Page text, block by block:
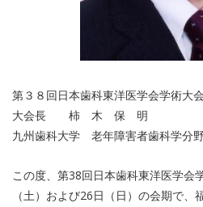
第３８回日本歯科東洋医学会学術大会
大会長 柿 木 保 明
九州歯科大学 老年障害者歯科学分
この度、第38回日本歯科東洋医学会
（土）および26日（日）の会期で